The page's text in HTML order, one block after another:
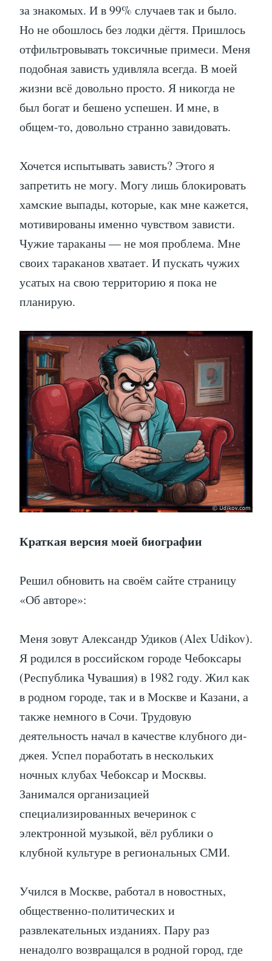
за знакомых. И в 99% случаев так и было.
Но не обошлось без лодки дёгтя. Пришлось
отфильтровывать токсичные примеси. Меня
подобная зависть удивляла всегда. В моей
жизни всё довольно просто. Я никогда не
был богат и бешено успешен. И мне, в
общем-то, довольно странно завидовать.
Хочется испытывать зависть? Этого я
запретить не могу. Могу лишь блокировать
хамские выпады, которые, как мне кажется,
мотивированы именно чувством зависти.
Чужие тараканы — не моя проблема. Мне
своих тараканов хватает. И пускать чужих
усатых на свою территорию я пока не
планирую.
Краткая версия моей биографии
Решил обновить на своём сайте страницу
«Об авторе»:
Меня зовут Александр Удиков (Alex Udikov).
Я родился в российском городе Чебоксары
(Республика Чувашия) в 1982 году. Жил как
в родном городе, так и в Москве и Казани, а
также немного в Сочи. Трудовую
деятельность начал в качестве клубного ди-
джея. Успел поработать в нескольких
ночных клубах Чебоксар и Москвы.
Занимался организацией
специализированных вечеринок с
электронной музыкой, вёл рублики о
клубной культуре в региональных СМИ.
Учился в Москве, работал в новостных,
общественно-политических и
развлекательных изданиях. Пару раз
ненадолго возвращался в родной город, где